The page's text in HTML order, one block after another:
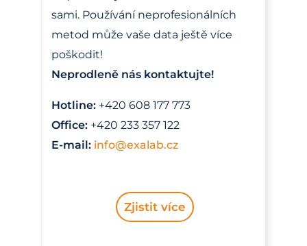
sami. Používání neprofesionálních
metod může vaše data ještě více
poškodit!
Neprodleně nás kontaktujte!
Hotline: +420 608 177 773
Office: +420 233 357 122
E-mail: info@exalab.cz
Zjistit více